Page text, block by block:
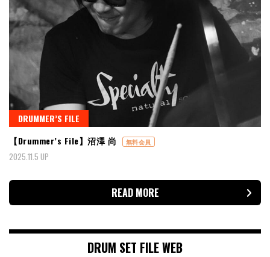
DRUMMER’S FILE
【Drummer’s File】沼澤 尚
無料会員
2025.11.5 UP
READ MORE
DRUM SET FILE WEB